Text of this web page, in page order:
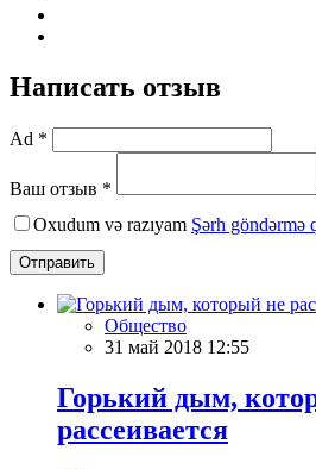
Написать отзыв
Ad *
Ваш отзыв *
Oxudum və razıyam Şərh göndərmə
Отправить
Общество
31 май 2018 12:55
Горький дым,
рассеивается